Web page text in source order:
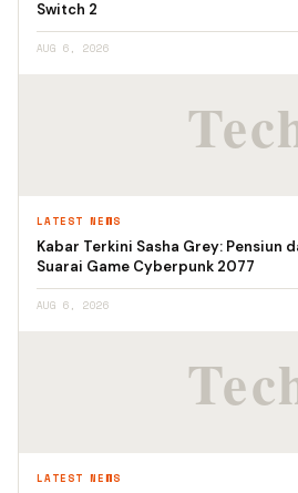
Switch 2
AUG 6, 2026
LATEST NEWS
Kabar Terkini Sasha Grey: Pensiun
Suarai Game Cyberpunk 2077
AUG 6, 2026
LATEST NEWS